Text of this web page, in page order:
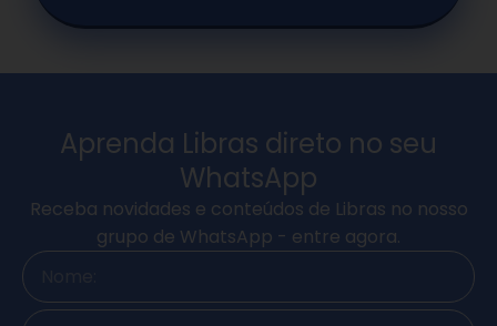
Aprenda Libras direto no seu
WhatsApp
Receba novidades e conteúdos de Libras no nosso
grupo de WhatsApp - entre agora.